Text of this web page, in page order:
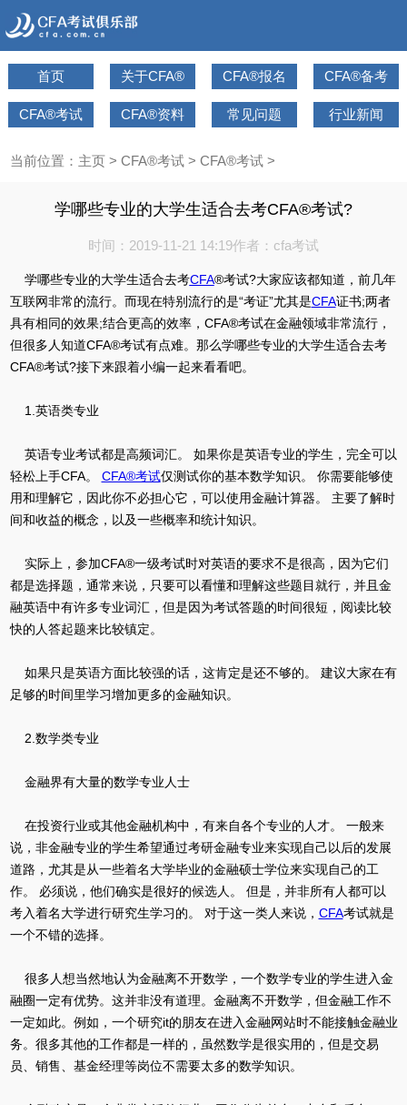
首页 关于CFA® CFA®报名 CFA®备考
CFA®考试 CFA®资料 常见问题 行业新闻
当前位置： 主页> CFA®考试> CFA®考试>
学哪些专业的大学生适合去考CFA®考试?
时间：2019-11-21 14:19作者：cfa考试
学哪些专业的大学生适合去考CFA®考试?大家应该都知道，前几年
互联网非常的流行。而现在特别流行的是“考证”尤其是CFA证书;两者
具有相同的效果;结合更高的效率，CFA®考试在金融领域非常流行，
但很多人知道CFA®考试有点难。那么学哪些专业的大学生适合去考
CFA®考试?接下来跟着小编一起来看看吧。
1.英语类专业
英语专业考试都是高频词汇。 如果你是英语专业的学生，完全可以
轻松上手CFA。 CFA®考试仅测试你的基本数学知识。 你需要能够使
用和理解它，因此你不必担心它，可以使用金融计算器。 主要了解时
间和收益的概念，以及一些概率和统计知识。
实际上，参加CFA®一级考试时对英语的要求不是很高，因为它们
都是选择题，通常来说，只要可以看懂和理解这些题目就行，并且金
融英语中有许多专业词汇，但是因为考试答题的时间很短，阅读比较
快的人答起题来比较镇定。
如果只是英语方面比较强的话，这肯定是还不够的。 建议大家在有
足够的时间里学习增加更多的金融知识。
2.数学类专业
金融界有大量的数学专业人士
在投资行业或其他金融机构中，有来自各个专业的人才。 一般来
说，非金融专业的学生希望通过考研金融专业来实现自己以后的发展
道路，尤其是从一些着名大学毕业的金融硕士学位来实现自己的工
作。 必须说，他们确实是很好的候选人。 但是，并非所有人都可以
考入着名大学进行研究生学习的。 对于这一类人来说， CFA考试就是
一个不错的选择。
很多人想当然地认为金融离不开数学，一个数学专业的学生进入金
融圈一定有优势。这并非没有道理。金融离不开数学，但金融工作不
一定如此。例如，一个研究it的朋友在进入金融网站时不能接触金融业
务。很多其他的工作都是一样的，虽然数学是很实用的，但是交易
员、销售、基金经理等岗位不需要太多的数学知识。